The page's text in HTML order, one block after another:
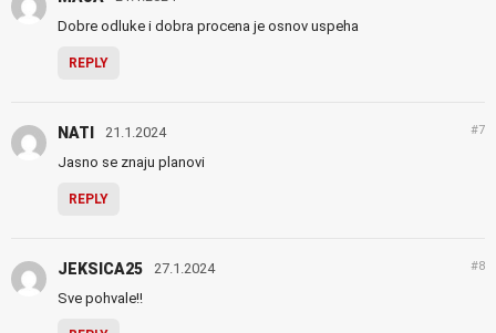
Dobre odluke i dobra procena je osnov uspeha
REPLY
NATI 21.1.2024 #7
Jasno se znaju planovi
REPLY
JEKSICA25 27.1.2024 #8
Sve pohvale!!